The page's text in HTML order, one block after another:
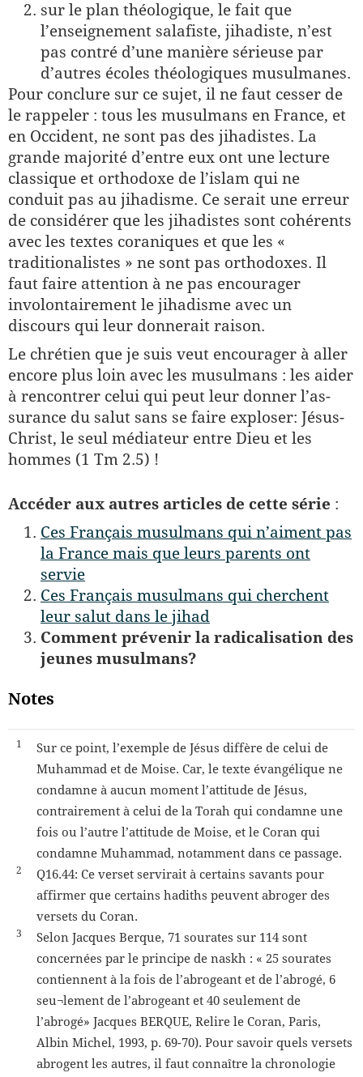
sur le plan théologique, le fait que
l’enseignement salafiste, jihadiste, n’est
pas contré d’une manière sérieuse par
d’autres écoles théolo­giques musulmanes.
Pour conclure sur ce sujet, il ne faut cesser de
le rappeler : tous les musulmans en France, et
en Occident, ne sont pas des jihadistes. La
grande majorité d’entre eux ont une lecture
classique et orthodoxe de l’islam qui ne
conduit pas au jihadisme. Ce serait une erreur
de consi­dérer que les jihadistes sont cohérents
avec les textes coraniques et que les «
traditionalistes » ne sont pas orthodoxes. Il
faut faire attention à ne pas encourager
involontairement le jihadisme avec un
discours qui leur donnerait raison.
Le chrétien que je suis veut encourager à aller
encore plus loin avec les musulmans : les aider
à rencontrer celui qui peut leur donner l’as­
surance du salut sans se faire exploser: Jésus-
Christ, le seul médiateur entre Dieu et les
hommes (1 Tm 2.5) !
Accéder aux autres articles de cette série :
Ces Français musulmans qui n’aiment pas
la France mais que leurs parents ont
servie
Ces Français musulmans qui cherchent
leur salut dans le jihad
Comment prévenir la radicalisation des
jeunes musulmans?
Notes
​1​
Sur ce point, l’exemple de Jésus diffère de celui de
Muhammad et de Moise. Car, le texte évangélique ne
condamne à aucun moment l’attitude de Jésus,
contrairement à celui de la Torah qui condamne une
fois ou l’autre l’attitude de Moise, et le Coran qui
condamne Muhammad, notamment dans ce passage.
​2​
Q16.44: Ce verset servirait à certains savants pour
affirmer que certains hadiths peuvent abroger des
versets du Coran.
​3​
Selon Jacques Berque, 71 sourates sur 114 sont
concernées par le principe de naskh : « 25 sourates
contiennent à la fois de l’abrogeant et de l’abrogé, 6
seu¬lement de l’abrogeant et 40 seulement de
l’abrogé» Jacques BERQUE, Relire le Coran, Paris,
Albin Michel, 1993, p. 69-70). Pour savoir quels versets
abrogent les autres, il faut connaître la chronologie